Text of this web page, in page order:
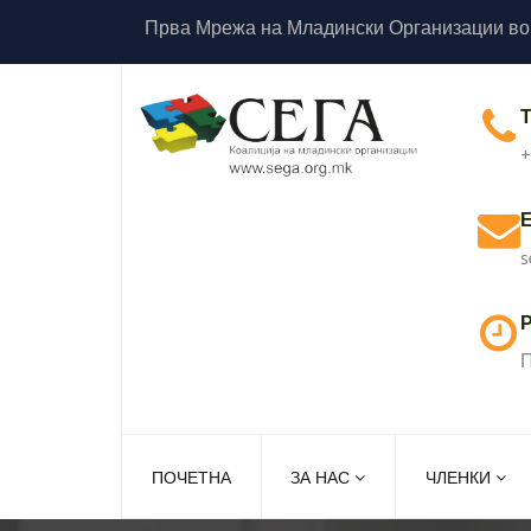
Прва Мрежа на Младински Организации
ПОЧЕТНА ЗА НАС ЧЛЕНКИ